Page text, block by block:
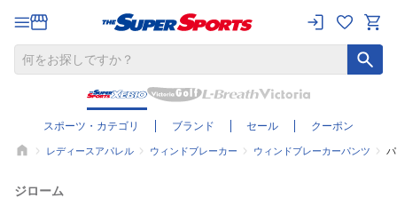
スポーツ・カテゴリ ブランド セール クーポン
レディースアパレル ウィンドブレーカー ウィンドブレーカーパンツ
ジローム